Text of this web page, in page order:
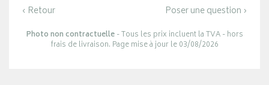
‹ Retour Poser une question ›
Photo non contractuelle- Tous les prix incluent la TVA - hors
frais de livraison. Page mise à jour le 03/08/2026